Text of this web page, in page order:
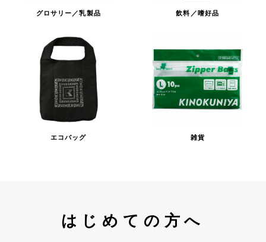
グロサリー／乳製品 飲料／嗜好品
エコバッグ 雑貨
はじめての方へ